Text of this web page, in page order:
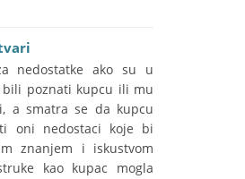
nedostatke ako su u
poznati kupcu ili mu
a smatra se da kupcu
oni nedostaci koje bi
znanjem i iskustvom
kao kupac mogla